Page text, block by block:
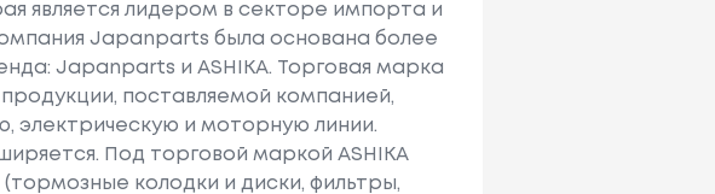
является лидером в секторе импорта и
Japanparts была основана более
Japanparts и ASHIKA. Торговая марка
продукции, поставляемой компанией,
электрическую и моторную линии.
Под торговой маркой ASHIKA
колодки и диски, фильтры,